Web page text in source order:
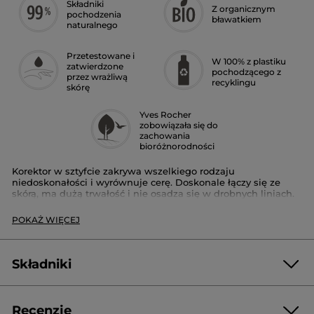
Składniki
pochodzenia
naturalnego
Z organicznym
bławatkiem
Przetestowane i
zatwierdzone
przez wrażliwą
skórę
W 100% z plastiku
pochodzącego z
recyklingu
Yves Rocher
zobowiązała się do
zachowania
bioróżnorodności
Korektor w sztyfcie zakrywa wszelkiego rodzaju
niedoskonałości i wyrównuje cerę. Doskonale łączy się ze
skórą, ma dużą trwałość i nie osadza się w drobnych liniach.
Dostępny w 15 odcieniach.
niedoskonałości, które chcesz zredukować, aby utrwalić
teksturę. Następnie wklep opuszkami palców lub pędzlem,
aby stopić produkt ze skórą i uzyskać ultranaturalny efekt.
uzyskać optymalne krycie.
POKAŻ WIĘCEJ
Składniki
Recenzje